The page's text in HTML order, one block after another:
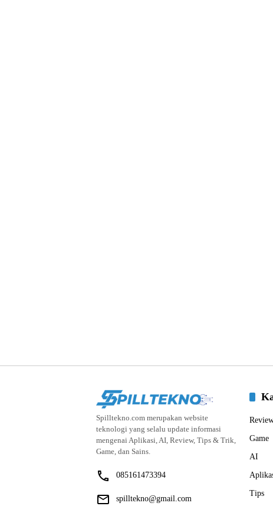
Spilltekno.com merupakan website
teknologi yang selalu update informasi
mengenai Aplikasi, AI, Review, Tips & Trik,
Game, dan Sains.
085161473394
spilltekno@gmail.com
Game
AI
Tips